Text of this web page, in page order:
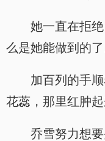
她一直在拒
么是她能做到的了
加百列的手
花蕊，那里红肿
乔雪努力想